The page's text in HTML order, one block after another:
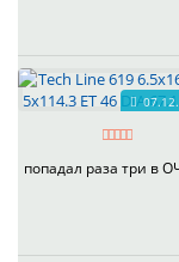
попадал раза три в